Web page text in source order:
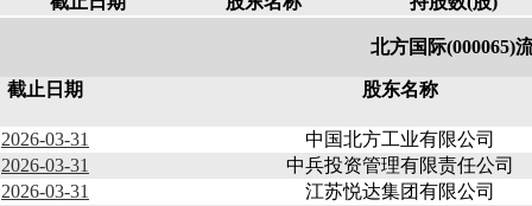
北方国际(000065)
截止日期 股东名称
2026-03-31
中国北方工业有限公司
2026-03-31
中兵投资管理有限责任公司
2026-03-31
江苏悦达集团有限公司